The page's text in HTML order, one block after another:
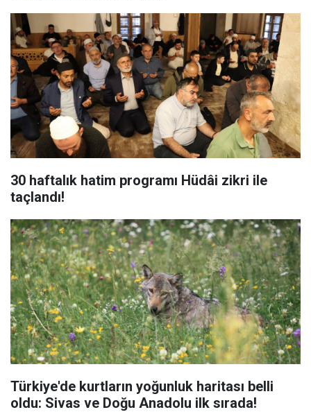
30 haftalık hatim programı Hüdâi zikri ile
taçlandı!
Türkiye'de kurtların yoğunluk haritası belli
oldu: Sivas ve Doğu Anadolu ilk sırada!